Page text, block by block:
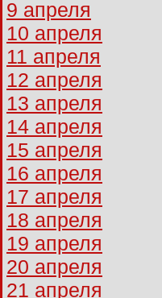
9 апреля
10 апреля
11 апреля
12 апреля
13 апреля
14 апреля
15 апреля
16 апреля
17 апреля
18 апреля
19 апреля
20 апреля
21 апреля